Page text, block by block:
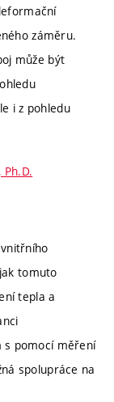
záměru.
může být
i z pohledu
tomuto
tepla a
s pomocí měření
spolupráce na